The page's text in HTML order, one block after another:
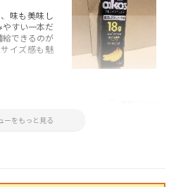
味も美味し
すい一本だ
給できるのが
イズ感も魅
ーをもっと見る